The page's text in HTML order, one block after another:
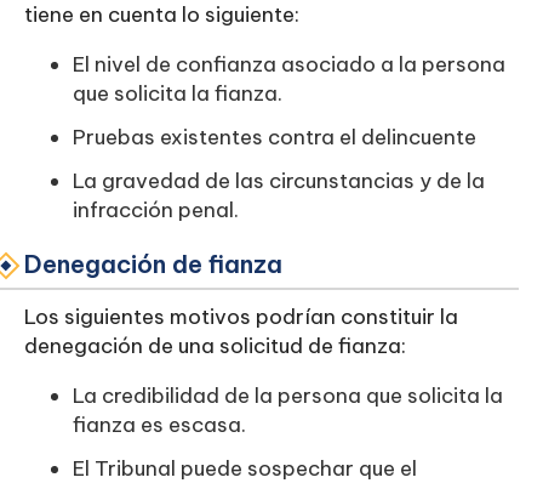
tiene en cuenta lo siguiente:
El nivel de confianza asociado a la persona
que solicita la fianza.
Pruebas existentes contra el delincuente
La gravedad de las circunstancias y de la
infracción penal.
Denegación de fianza
Los siguientes motivos podrían constituir la
denegación de una solicitud de fianza:
La credibilidad de la persona que solicita la
fianza es escasa.
El Tribunal puede sospechar que el